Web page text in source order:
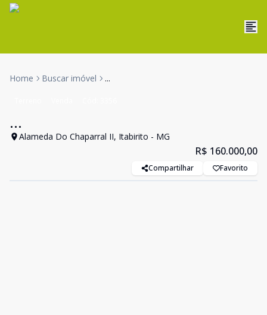
Home Buscar imóvel ...
...
Alameda Do Chaparral II, Itabirito - MG
R$ 160.000,00
Compartilhar Favorito